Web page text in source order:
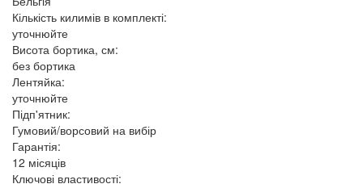
Кількість килимів в комплекті:
уточнюйте
Висота бортика, см:
без бортика
Лентяйка:
уточнюйте
Підп'ятник:
Гумовий/ворсовий на вибір
Гарантія:
12 місяців
Ключові властивості: